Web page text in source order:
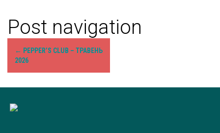
Post navigation
← PEPPER’S CLUB – ТРАВЕНЬ
2026